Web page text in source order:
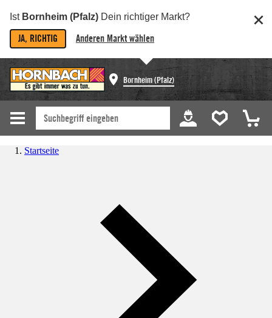
Ist Bornheim (Pfalz) Dein richtiger Markt?
JA, RICHTIG Anderen Markt wählen
Bornheim (Pfalz)
Startseite